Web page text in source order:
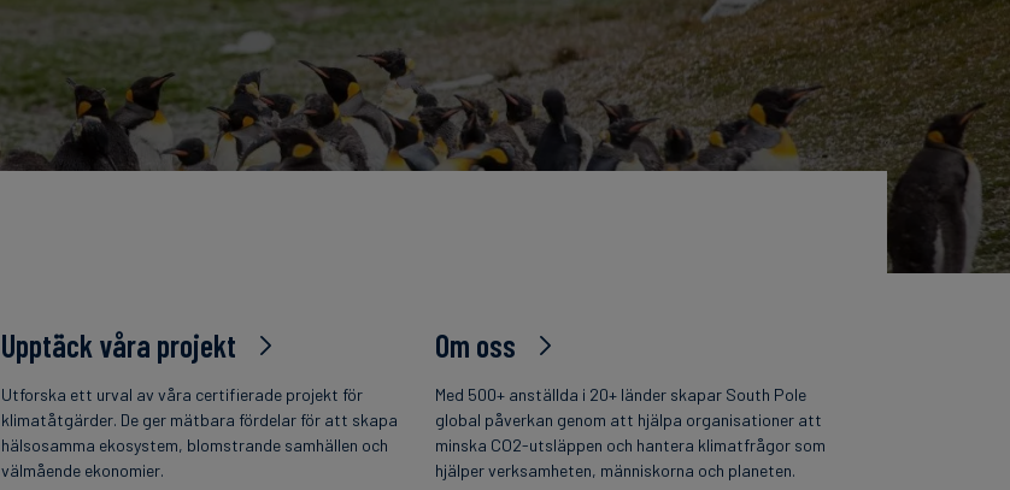
Upptäck våra projekt
Utforska ett urval av våra certifierade projekt för
klimatåtgärder. De ger mätbara fördelar för att skapa
hälsosamma ekosystem, blomstrande samhällen och
välmående ekonomier.
Om oss
Med 500+ anställda i 20+ länder skapar South Pole
global påverkan genom att hjälpa organisationer att
minska CO2-utsläppen och hantera klimatfrågor som
hjälper verksamheten, människorna och planeten.